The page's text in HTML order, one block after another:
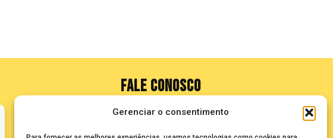
Gerenciar o consentimento
FALE CONOSCO
seuze@bancadasantigas.com